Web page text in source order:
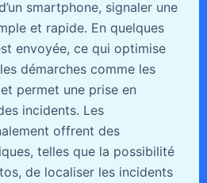
smartphone, signaler une
et rapide. En quelques
envoyée, ce qui optimise
démarches comme les
permet une prise en
incidents. Les
offrent des
telles que la possibilité
de localiser les incidents